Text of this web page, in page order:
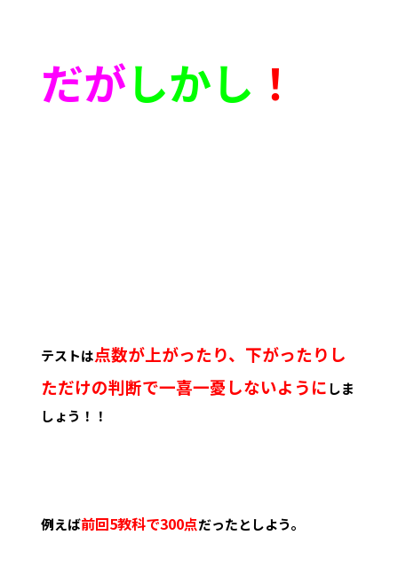
だがしかし ！
テストは点数が上がったり、下がったりし
ただけの判断で一喜一憂しないように しま
しょう！！
例えば前回5教科で300点だったとしよう。